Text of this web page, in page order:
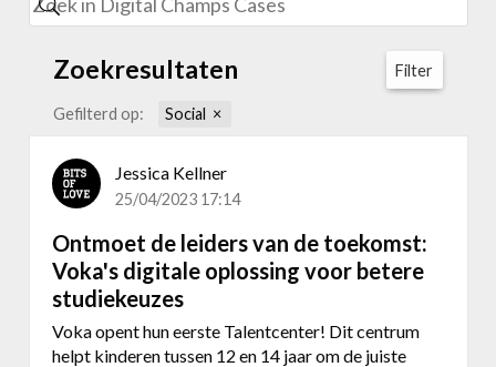
Zoekresultaten Filter
Gefilterd op: Social
Jessica Kellner
25/04/2023 17:14
Ontmoet de leiders van de toekomst:
Voka's digitale oplossing voor betere
studiekeuzes
Voka opent hun eerste Talentcenter! Dit centrum
helpt kinderen tussen 12 en 14 jaar om de juiste